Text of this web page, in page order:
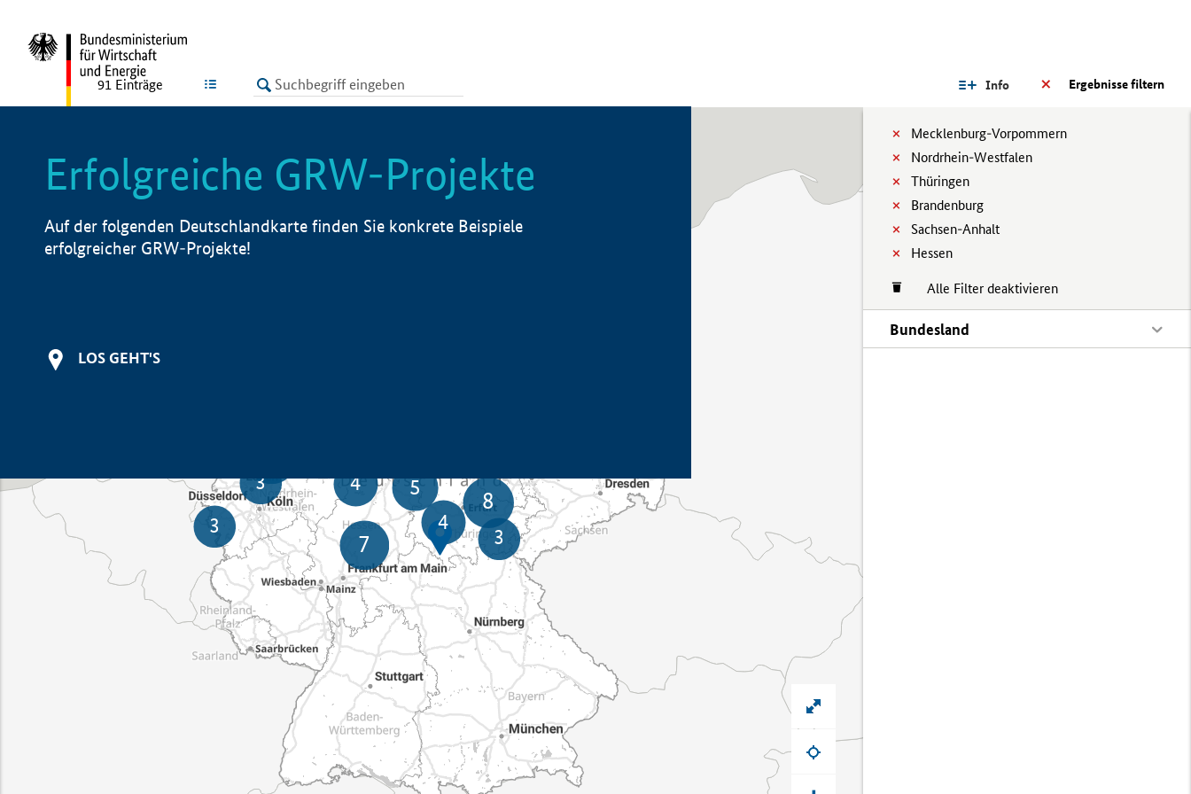
LISTE Ergebnisse filtern
Info
Mecklenburg-Vorpommern
Nordrhein-Westfalen
Thüringen
Brandenburg
Sachsen-Anhalt
Hessen
Alle Filter deaktivieren
Bundesland
91 Einträge
Erfolgreiche GRW-Projekte
Auf der folgenden Deutschlandkarte finden Sie konkrete Beispiele
erfolgreicher GRW-Projekte!
LOS GEHT'S